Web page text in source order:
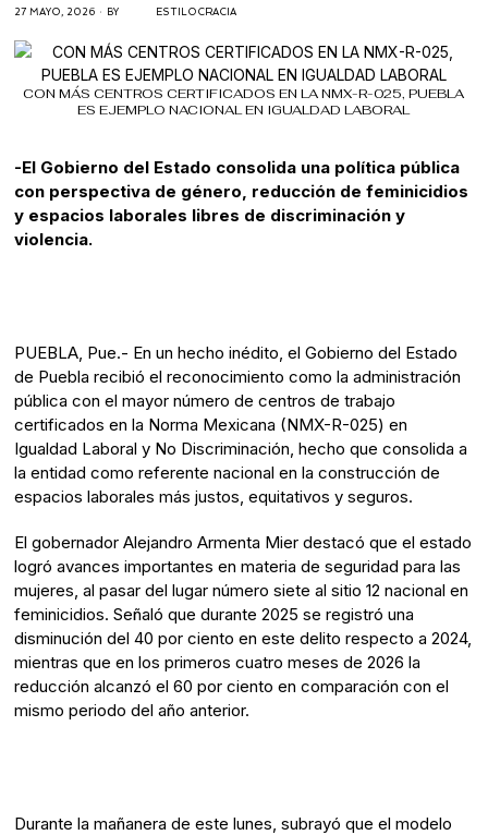
27 MAYO, 2026 BY ESTILOCRACIA
CON MÁS CENTROS CERTIFICADOS EN LA NMX-R-025, PUEBLA
ES EJEMPLO NACIONAL EN IGUALDAD LABORAL
-El Gobierno del Estado consolida una política pública
con perspectiva de género, reducción de feminicidios
y espacios laborales libres de discriminación y
violencia.
PUEBLA, Pue.- En un hecho inédito, el Gobierno del Estado
de Puebla recibió el reconocimiento como la administración
pública con el mayor número de centros de trabajo
certificados en la Norma Mexicana (NMX-R-025) en
Igualdad Laboral y No Discriminación, hecho que consolida a
la entidad como referente nacional en la construcción de
espacios laborales más justos, equitativos y seguros.
El gobernador Alejandro Armenta Mier destacó que el estado
logró avances importantes en materia de seguridad para las
mujeres, al pasar del lugar número siete al sitio 12 nacional en
feminicidios. Señaló que durante 2025 se registró una
disminución del 40 por ciento en este delito respecto a 2024,
mientras que en los primeros cuatro meses de 2026 la
reducción alcanzó el 60 por ciento en comparación con el
mismo periodo del año anterior.
Durante la mañanera de este lunes, subrayó que el modelo